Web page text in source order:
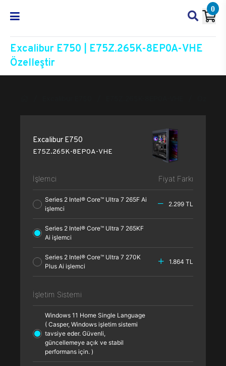
0
Excalibur E750 | E75Z.265K-8EP0A-VHE
Özelleştir
Excalibur E750
E75Z.265K-8EP0A-VHE
İşlemci Fiyat Farkı
Series 2 Intel® Core™ Ultra 7 265F Ai
işlemci
2.299 TL
Series 2 Intel® Core™ Ultra 7 265KF
Ai işlemci
Series 2 Intel® Core™ Ultra 7 270K
Plus Ai işlemci
1.864 TL
İşletim Sistemi
Windows 11 Home Single Language
( Casper, Windows işletim sistemi
tavsiye eder. Güvenli,
güncellemeye açık ve stabil
performans için. )